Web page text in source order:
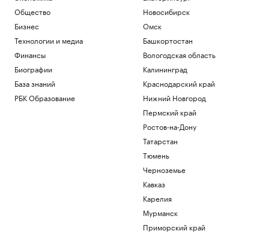
Общество
Бизнес
Технологии и медиа
Финансы
Биографии
База знаний
РБК Образование
Новосибирск
Омск
Башкортостан
Вологодская область
Калининград
Краснодарский край
Нижний Новгород
Пермский край
Ростов-на-Дону
Татарстан
Тюмень
Черноземье
Кавказ
Карелия
Мурманск
Приморский край